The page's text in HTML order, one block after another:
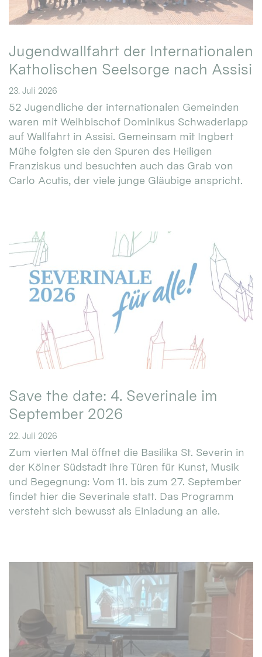
Jugendwallfahrt der Internationalen
Katholischen Seelsorge nach Assisi
23. Juli 2026
52 Jugendliche der internationalen Gemeinden
waren mit Weihbischof Dominikus Schwaderlapp
auf Wallfahrt in Assisi. Gemeinsam mit Ingbert
Mühe folgten sie den Spuren des Heiligen
Franziskus und besuchten auch das Grab von
Carlo Acutis, der viele junge Gläubige anspricht.
Save the date: 4. Severinale im
September 2026
22. Juli 2026
Zum vierten Mal öffnet die Basilika St. Severin in
der Kölner Südstadt ihre Türen für Kunst, Musik
und Begegnung: Vom 11. bis zum 27. September
findet hier die Severinale statt. Das Programm
versteht sich bewusst als Einladung an alle.